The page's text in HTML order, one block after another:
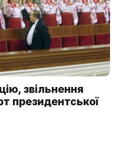
звільнення
президентської